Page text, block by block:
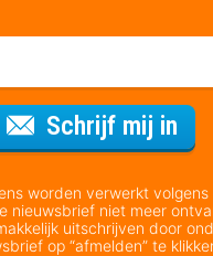
Schrijf mij in
worden verwerkt volgens
nieuwsbrief niet meer
uitschrijven door
op “afmelden” te